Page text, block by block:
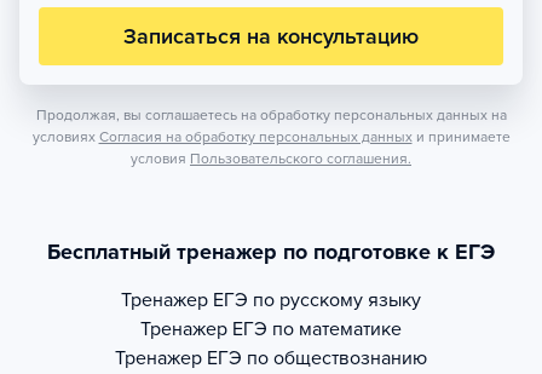
Записаться на консультацию
Продолжая, вы соглашаетесь на обработку персональных данных на
условиях Согласия на обработку персональных данных и принимаете
условия Пользовательского соглашения.
Бесплатный тренажер по подготовке к ЕГЭ
Тренажер ЕГЭ по русскому языку
Тренажер ЕГЭ по математике
Тренажер ЕГЭ по обществознанию